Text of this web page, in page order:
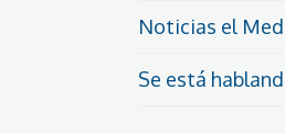
Noticias el
Se está